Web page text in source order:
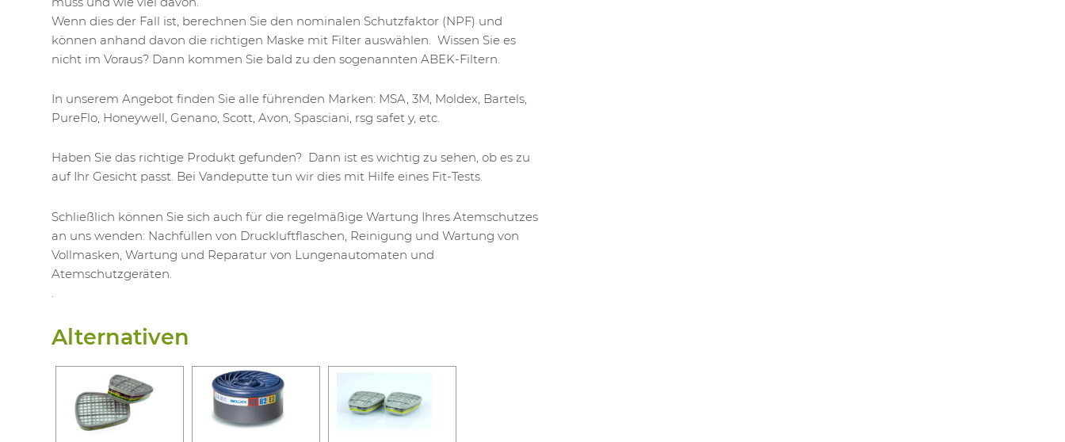
Wenn dies der Fall ist, berechnen Sie den nominalen Schutzfaktor (NPF) und
können anhand davon die richtigen Maske mit Filter auswählen. Wissen Sie es
nicht im Voraus? Dann kommen Sie bald zu den sogenannten ABEK-Filtern.
In unserem Angebot finden Sie alle führenden Marken: MSA, 3M, Moldex, Bartels,
PureFlo, Honeywell, Genano, Scott, Avon, Spasciani, rsg safet y, etc.
Haben Sie das richtige Produkt gefunden? Dann ist es wichtig zu sehen, ob es zu
auf Ihr Gesicht passt. Bei Vandeputte tun wir dies mit Hilfe eines Fit-Tests.
Schließlich können Sie sich auch für die regelmäßige Wartung Ihres Atemschutzes
an uns wenden: Nachfüllen von Druckluftflaschen, Reinigung und Wartung von
Vollmasken, Wartung und Reparatur von Lungenautomaten und
Atemschutzgeräten.
Alternativen